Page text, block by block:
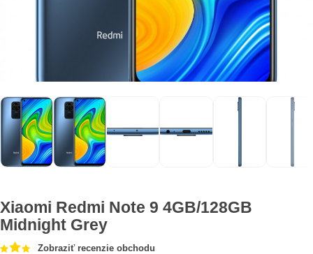
Xiaomi Redmi Note 9 4GB/128GB
Midnight Grey
Zobraziť recenzie obchodu